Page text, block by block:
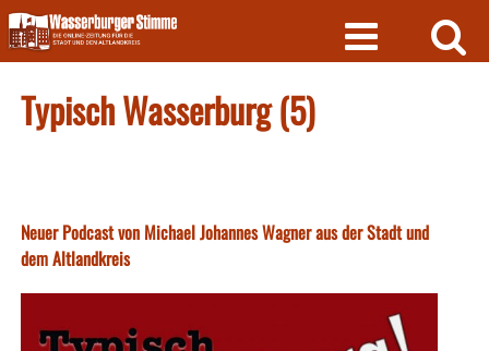
Skip
to
content
Typisch Wasserburg (5)
Neuer Podcast von Michael Johannes Wagner aus der Stadt und
dem Altlandkreis